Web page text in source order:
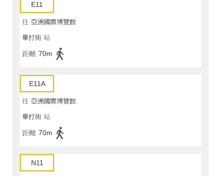
E11
往 亞洲國際博覽館
畢打街 站
距離 70m
E11A
往 亞洲國際博覽館
畢打街 站
距離 70m
N11